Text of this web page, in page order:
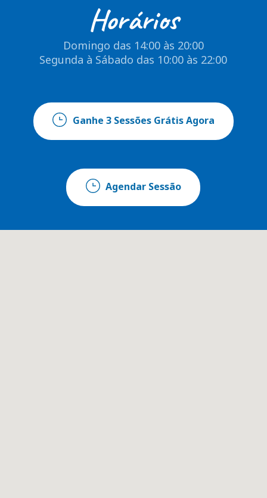
Horários
Domingo das 14:00 às 20:00
Segunda à Sábado das 10:00 às 22:00
Ganhe 3 Sessões Grátis Agora
Agendar Sessão